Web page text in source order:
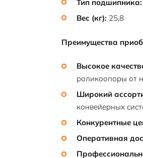
Тип подшипника:
Вес (кг): 25,8
Преимущества
Высокое
роликоопоры от
Широкий
конвейерных
Конкурентные
Оперативная